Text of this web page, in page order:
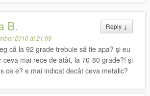
Reply ↓
B.
2010 at 21:09
că la 92 grade trebuie să fie apa? şi eu
ceva mai rece de atât, la 70-80 grade?! şi
ce e? e mai indicat decât ceva metalic?